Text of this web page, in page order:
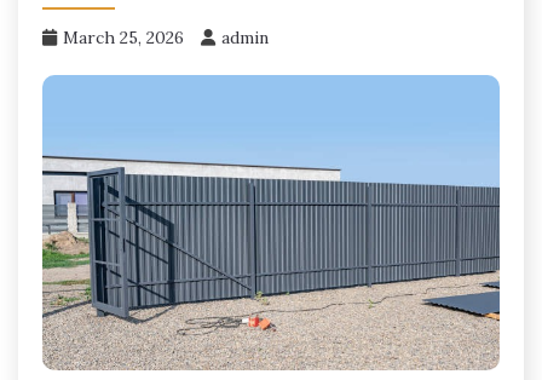
March 25, 2026 admin